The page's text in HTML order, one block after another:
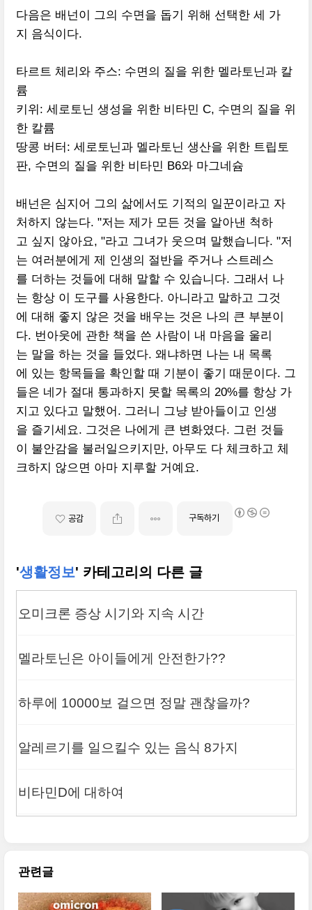
다음은 배넌이 그의 수면을 돕기 위해 선택한 세 가
지 음식이다.
타르트 체리와 주스: 수면의 질을 위한 멜라토닌과 칼
륨
키위: 세로토닌 생성을 위한 비타민 C, 수면의 질을 위
한 칼륨
땅콩 버터: 세로토닌과 멜라토닌 생산을 위한 트립토
판, 수면의 질을 위한 비타민 B6와 마그네슘
배넌은 심지어 그의 삶에서도 기적의 일꾼이라고 자
처하지 않는다. "저는 제가 모든 것을 알아낸 척하
고 싶지 않아요, "라고 그녀가 웃으며 말했습니다. "저
는 여러분에게 제 인생의 절반을 주거나 스트레스
를 더하는 것들에 대해 말할 수 있습니다. 그래서 나
는 항상 이 도구를 사용한다. 아니라고 말하고 그것
에 대해 좋지 않은 것을 배우는 것은 나의 큰 부분이
다. 번아웃에 관한 책을 쓴 사람이 내 마음을 울리
는 말을 하는 것을 들었다. 왜냐하면 나는 내 목록
에 있는 항목들을 확인할 때 기분이 좋기 때문이다. 그
들은 네가 절대 통과하지 못할 목록의 20%를 항상 가
지고 있다고 말했어. 그러니 그냥 받아들이고 인생
을 즐기세요. 그것은 나에게 큰 변화였다. 그런 것들
이 불안감을 불러일으키지만, 아무도 다 체크하고 체
크하지 않으면 아마 지루할 거예요.
공감 구독하기
'생활정보' 카테고리의 다른 글
오미크론 증상 시기와 지속 시간
멜라토닌은 아이들에게 안전한가??
하루에 10000보 걸으면 정말 괜찮을까?
알레르기를 일으킬수 있는 음식 8가지
비타민D에 대하여
관련글